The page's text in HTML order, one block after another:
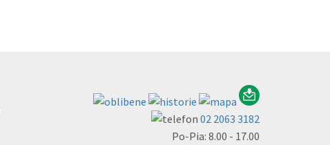
02 2063 3182
Po-Pia: 8.00 - 17.00